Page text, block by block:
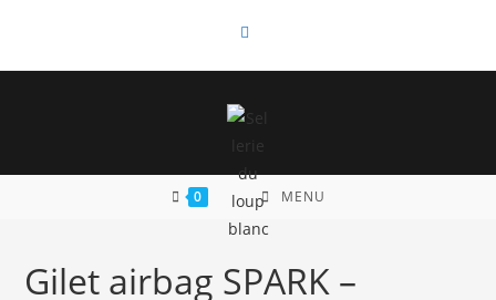
content
0 MENU
Gilet airbag SPARK –